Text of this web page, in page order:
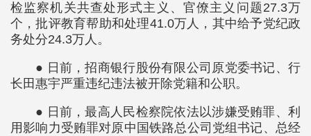
检监察机关共查处形式主义、官僚主义问题27.3万
个，批评教育帮助和处理41.0万人，其中给予党纪政
务处分24.3万人。
● 日前，招商银行股份有限公司原党委书记、行
长田惠宇严重违纪违法被开除党籍和公职。
● 日前，最高人民检察院依法以涉嫌受贿罪、利
用影响力受贿罪对原中国铁路总公司党组书记、总经